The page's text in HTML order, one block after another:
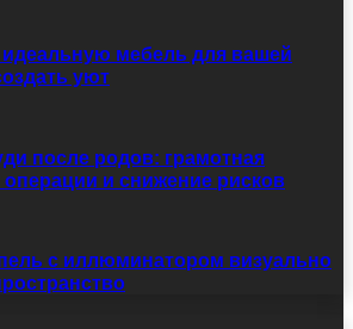
мебель для вашей
уют
после родов: грамотная
операции и снижение рисков
с иллюминатором визуально